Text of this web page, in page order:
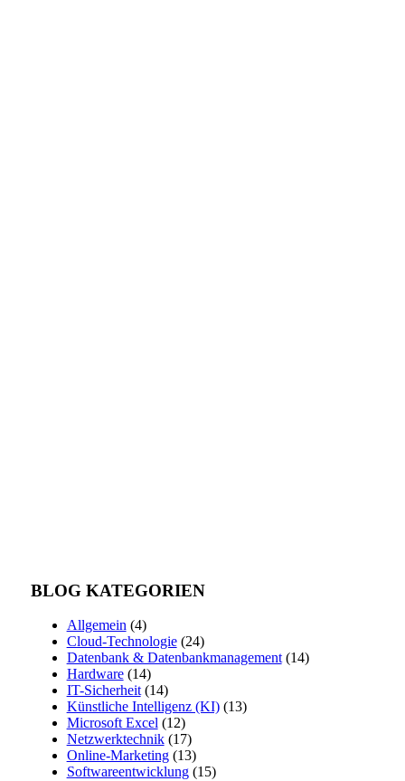
BLOG KATEGORIEN
Allgemein (4)
Cloud-Technologie(24)
Datenbank & Datenbankmanagement(14)
Hardware(14)
IT-Sicherheit(14)
Künstliche Intelligenz (KI)(13)
Microsoft Excel (12)
Netzwerktechnik(17)
Online-Marketing(13)
Softwareentwicklung(15)